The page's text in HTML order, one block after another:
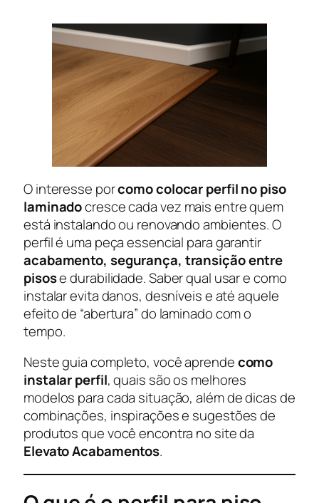
O interesse porcomo colocar perfil no piso
laminadocresce cada vez mais entre quem
está instalando ou renovando ambientes. O
perfil é uma peça essencial para garantir
acabamento, segurança, transição entre
pisose durabilidade. Saber qual usar e como
instalar evita danos, desníveis e até aquele
efeito de “abertura” do laminado com o
tempo.
Neste guia completo, você aprendecomo
instalar perfil, quais são os melhores
modelos para cada situação, além de dicas de
combinações, inspirações e sugestões de
produtos que você encontra no site da
Elevato Acabamentos.